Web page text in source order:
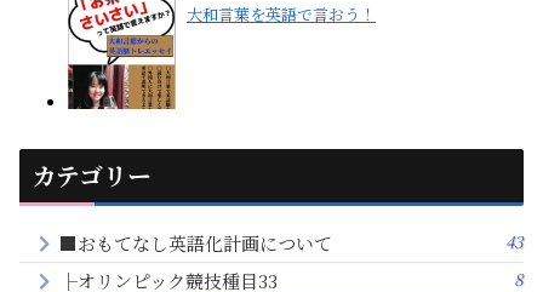
大和言葉を英語で言おう！
カテゴリー
■おもてなし英語化計画について 43
├オリンピック競技種目33 8